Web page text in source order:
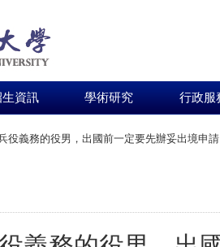
生資訊 學術研究 行政服
役義務的役男，出國前一定要先辦妥出境申